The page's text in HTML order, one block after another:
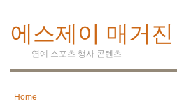
에스제이 매거진
연예 스포츠 행사 콘텐츠
Home